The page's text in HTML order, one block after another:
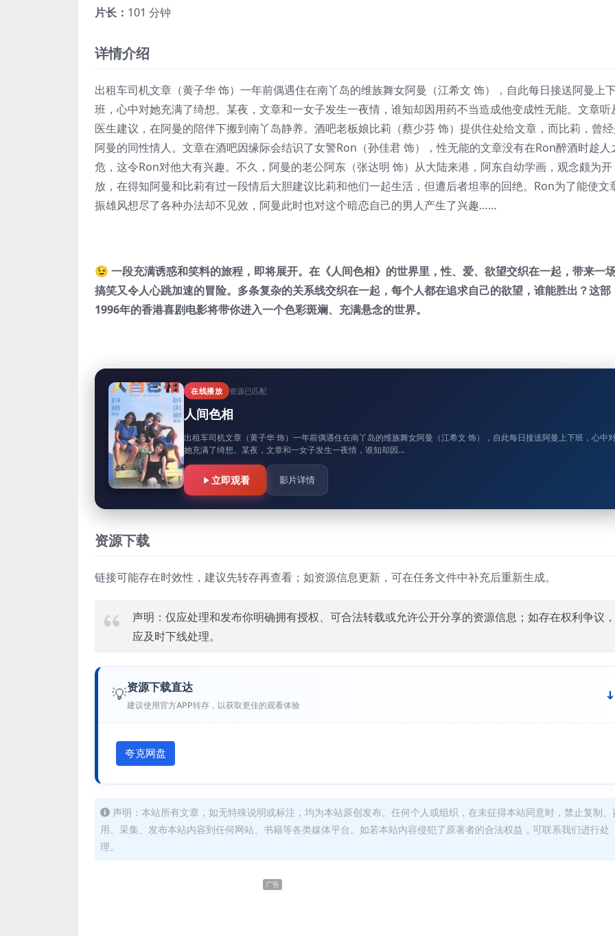
片长： 101 分钟
详情介绍
出租车司机文章（黄子华 饰）一年前偶遇住在南丫岛的维族舞女阿曼（江希文 饰），自此每日接送阿曼上
班，心中对她充满了绮想。某夜，文章和一女子发生一夜情，谁知却因用药不当造成他变成性无能。文章听
医生建议，在阿曼的陪伴下搬到南丫岛静养。酒吧老板娘比莉（蔡少芬 饰）提供住处给文章，而比莉，曾
阿曼的同性情人。文章在酒吧因缘际会结识了女警Ron（孙佳君 饰），性无能的文章没有在Ron醉酒时趁人
危，这令Ron对他大有兴趣。不久，阿曼的老公阿东（张达明 饰）从大陆来港，阿东自幼学画，观念颇为开
放，在得知阿曼和比莉有过一段情后大胆建议比莉和他们一起生活，但遭后者坦率的回绝。Ron为了能使文
振雄风想尽了各种办法却不见效，阿曼此时也对这个暗恋自己的男人产生了兴趣……
😉 一段充满诱惑和笑料的旅程，即将展开。在《人间色相》的世界里，性、爱、欲望交织在一起，带来一
搞笑又令人心跳加速的冒险。多条复杂的关系线交织在一起，每个人都在追求自己的欲望，谁能胜出？这部
1996年的香港喜剧电影将带你进入一个色彩斑斓、充满悬念的世界。
在线播放 资源已匹配
人间色相
出租车司机文章（黄子华 饰）一年前偶遇住在南丫岛的维族舞女阿曼（江希文 饰），自此每日接送阿曼上下班，心中
她充满了绮想。某夜，文章和一女子发生一夜情，谁知却因…
立即观看 影片详情
资源下载
链接可能存在时效性，建议先转存再查看；如资源信息更新，可在任务文件中补充后重新生成。
声明：仅应处理和发布你明确拥有授权、可合法转载或允许公开分享的资源信息；如存在权利争议，
应及时下线处理。
💡资源下载直达
建议使用官方APP转存，以获取更佳的观看体验
夸克网盘
声明：本站所有文章，如无特殊说明或标注，均为本站原创发布。任何个人或组织，在未征得本站同意时，禁止复制、
用、采集、发布本站内容到任何网站、书籍等各类媒体平台。如若本站内容侵犯了原著者的合法权益，可联系我们进行处
理。
广告